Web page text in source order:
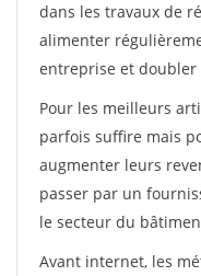
dans les travaux de
alimenter
entreprise et
Pour les meilleurs
parfois suffire mais
augmenter leurs
passer par un
le secteur du
Avant internet, les